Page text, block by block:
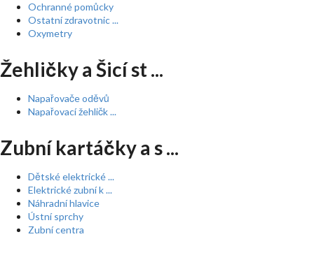
Ochranné pomůcky
Ostatní zdravotnic ...
Oxymetry
Žehličky a Šicí st ...
Napařovače oděvů
Napařovací žehličk ...
Zubní kartáčky a s ...
Dětské elektrické ...
Elektrické zubní k ...
Náhradní hlavice
Ústní sprchy
Zubní centra